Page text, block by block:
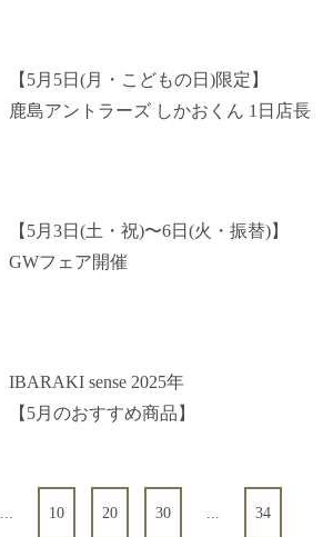
【5月5日(月・こどもの日)限定】
鹿島アントラーズ しかおくん 1日店長
【5月3日(土・祝)〜6日(火・振替)】
GWフェア開催
IBARAKI sense 2025年
【5月のおすすめ商品】
... 10 20 30 ... 34